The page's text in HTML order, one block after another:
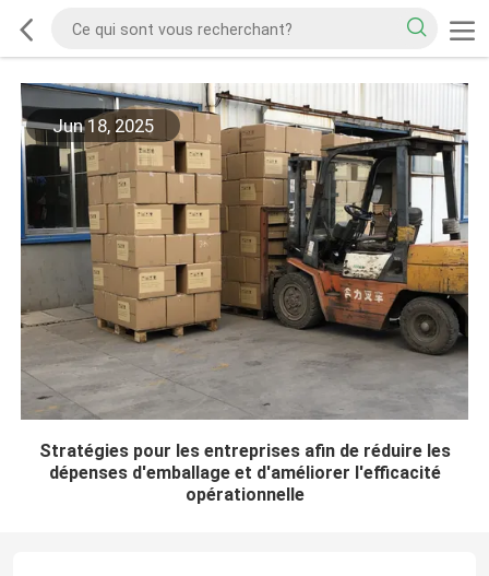
Jun 18, 2025
Stratégies pour les entreprises afin de réduire les
dépenses d'emballage et d'améliorer l'efficacité
opérationnelle